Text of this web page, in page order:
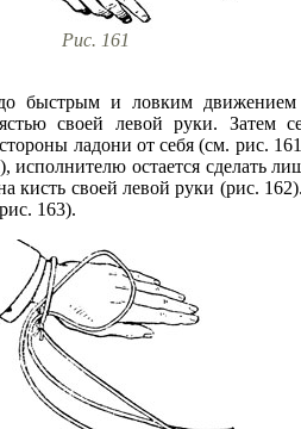
Рис. 161
быстрым и ловким движением
своей левой руки. Затем
ладони от себя (см. рис.
остается сделать
кисть своей левой руки (рис.
163).